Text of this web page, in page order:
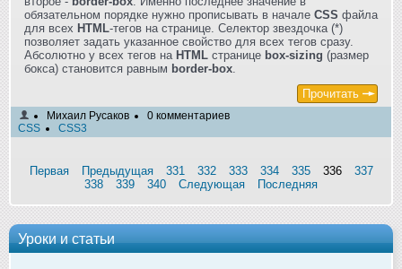
Уроки и статьи
обязательном порядке нужно прописывать в начале CSS файла
для всех HTML-тегов на странице. Селектор звездочка (*)
позволяет задать указанное свойство для всех тегов сразу.
Абсолютно у всех тегов на HTML странице box-sizing (размер
бокса) становится равным border-box
Прочитать
Михаил Русаков
0 комментариев
CSS
CSS3
Первая Предыдущая 331 332 333 334 335 336
337
338
339 340 Следующая Последняя